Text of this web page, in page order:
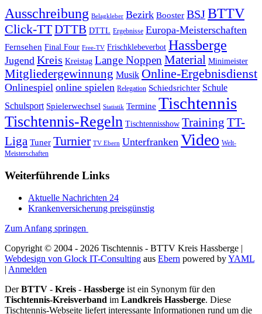
Ausschreibung Belagkleber Bezirk Booster BSJBTTV
Click-TTDTTB DTTL Ergebnisse Europa-Meisterschaften
Fernsehen Final Four Free-TV Frischklebeverbot Hassberge
Jugend Kreis Kreistag Lange Noppen Material Minimeister
Mitgliedergewinnung Musik Online-Ergebnisdienst
Onlinespiel online spielen Relegation Schiedsrichter Schule
Schulsport Spielerwechsel Statistik Termine Tischtennis
Tischtennis-Regeln Tischtennisshow Training TT-
Liga Tuner Turnier TV Ebern Unterfranken Video Welt-
Meisterschaften
Weiterführende Links
Aktuelle Nachrichten 24
Krankenversicherung preisgünstig
Zum Anfang springen
Copyright © 2004 - 2026 Tischtennis - BTTV Kreis Hassberge |
Webdesign von Glock IT-Consulting aus Ebern powered byYAML
| Anmelden
DerBTTV - Kreis - Hassberge ist ein Synonym für den
Tischtennis-Kreisverband im Landkreis Hassberge. Diese
Tischtennis-Webseite liefert interessante Informationen rund um die